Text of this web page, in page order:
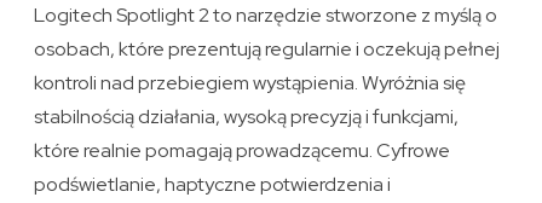
Logitech Spotlight 2 to narzędzie stworzone z myślą o
osobach, które prezentują regularnie i oczekują pełnej
kontroli nad przebiegiem wystąpienia. Wyróżnia się
stabilnością działania, wysoką precyzją i funkcjami,
które realnie pomagają prowadzącemu. Cyfrowe
podświetlanie, haptyczne potwierdzenia i